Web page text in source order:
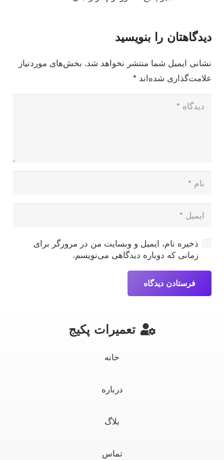
دیدگاهتان را بنویسید
نشانی ایمیل شما منتشر نخواهد شد. بخش‌های موردنیاز
علامت‌گذاری شده‌اند *
ذخیره نام، ایمیل و وبسایت من در مرورگر برای
زمانی که دوباره دیدگاهی می‌نویسم.
فرستادن دیدگاه
تعمیرات پکیج
خانه
درباره
بلاگ
تماس